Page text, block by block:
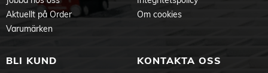
Aktuellt på Order
Varumärken
Om cookies
BLI KUND KONTAKTA OSS